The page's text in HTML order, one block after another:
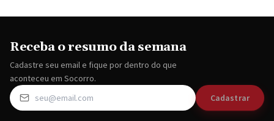
Receba o resumo da semana
Cadastre seu email e fique por dentro do que
aconteceu em Socorro.
Cadastrar